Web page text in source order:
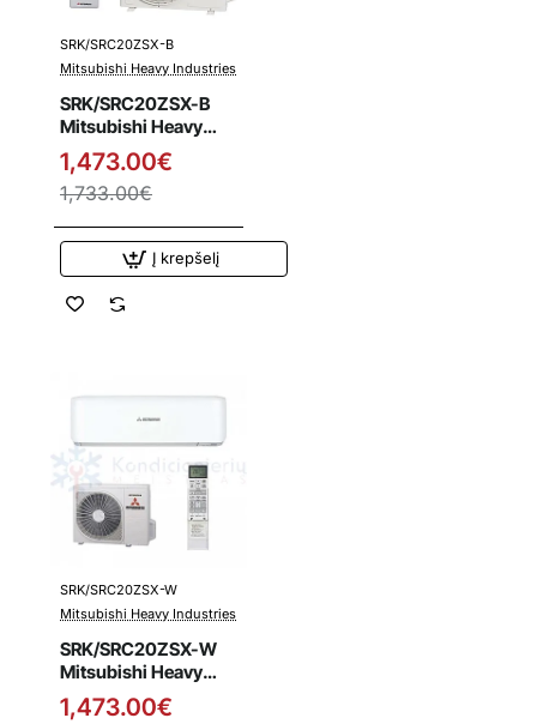
Išpardavimas
SRK/SRC20ZSX-B
Mitsubishi Heavy Industries
SRK/SRC20ZSX-B
Mitsubishi Heavy
Industries 2.0/2.7
kW šilumos siurblys
1,473.00€
1,733.00€
Į krepšelį
Išpardavimas
SRK/SRC20ZSX-W
Mitsubishi Heavy Industries
SRK/SRC20ZSX-W
Mitsubishi Heavy
Industries 2.0/2.7
kW šilumos siurblys
1,473.00€